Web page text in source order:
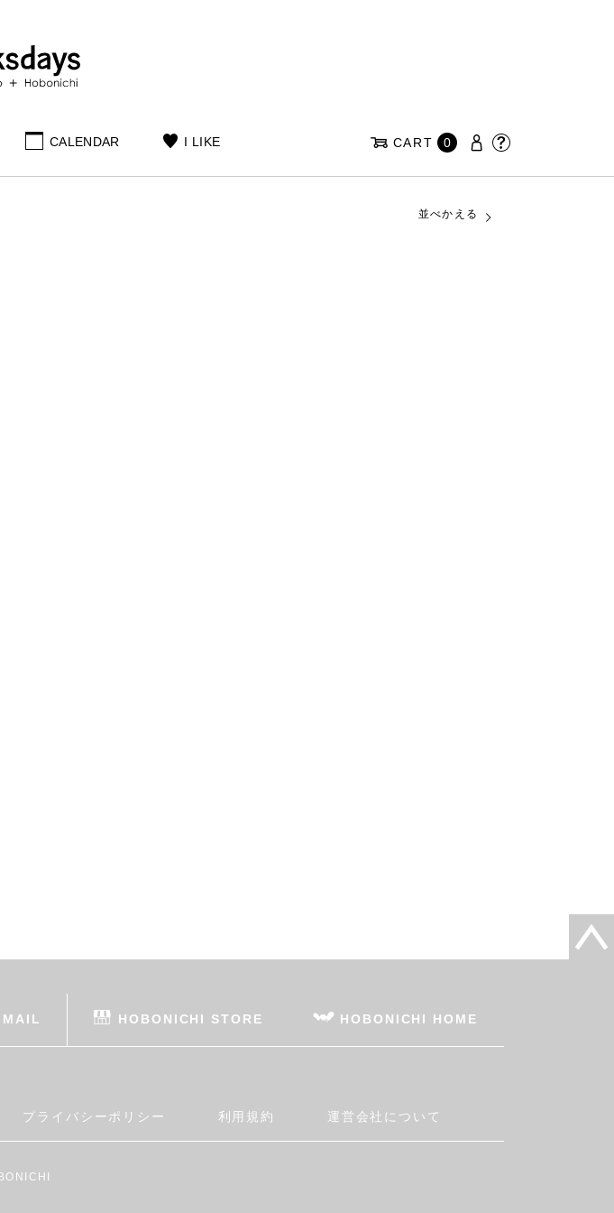
CALENDAR I LIKE CART 0
並べかえる
MAIL HOBONICHI STORE HOBONICHI HOME
プライバシーポリシー 利用規約 運営会社について